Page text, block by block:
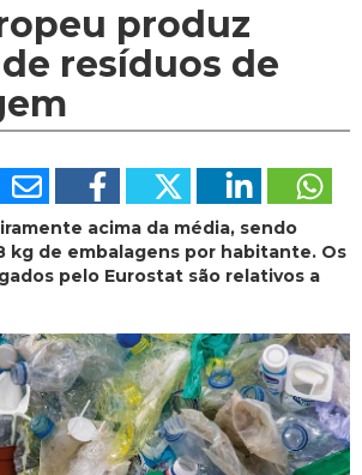
produz
resíduos de
acima da média, sendo
kg de embalagens por habitante. Os
pelo Eurostat são relativos a